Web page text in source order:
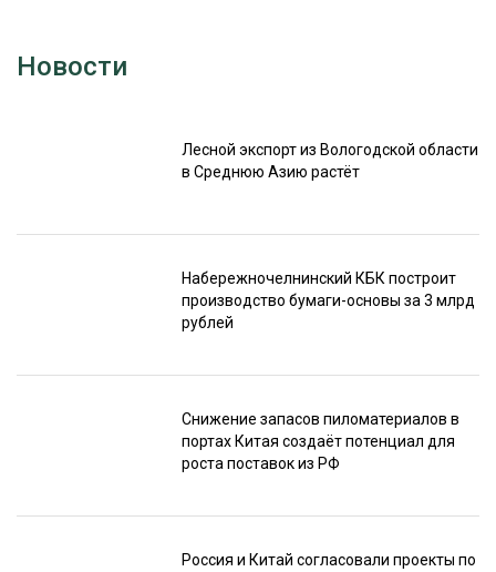
Новости
Лесной экспорт из Вологодской области
в Среднюю Азию растёт
Набережночелнинский КБК построит
производство бумаги-основы за 3 млрд
рублей
Снижение запасов пиломатериалов в
портах Китая создаёт потенциал для
роста поставок из РФ
Россия и Китай согласовали проекты по